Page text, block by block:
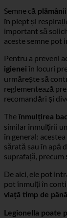
Semne că
în piept și
important să
Pentru a preveni
igieneiîn locuri
urmărește să
reglementează
Theînmulțirea
similar înmulțirii
în general:
sărată sau în apă
De aici, ele pot
pot înmulți în